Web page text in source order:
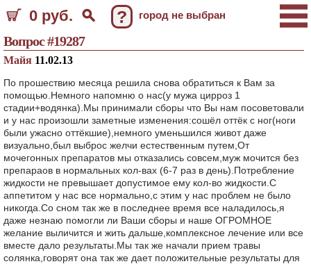
0 руб. ? город не выбран
Вопрос #19287
Майя 11.02.13
По прошествию месяца решила снова обратиться к Вам за
помощью.Немного напомню о нас(у мужа цирроз 1
стадии+водянка).Мы принимали сборы что Вы нам посоветовали
и у нас произошли заметные изменения:сошёл оттёк с ног(ноги
были ужасно оттёкшие),немного уменьшился живот даже
визуально,был выброс желчи естественным путем,От
мочегонных препаратов мы отказались совсем,муж мочится без
препараов в нормальных кол-вах (6-7 раз в день).Потребление
жидкости не превышает допустимое ему кол-во жидкости.С
аппетитом у нас все нормально,с этим у нас проблем не было
никогда.Со сном так же в последнее время все наладилось,я
даже незнаю помогли ли Ваши сборы и наше ОГРОМНОЕ
желание выличится и жить дальше,комплексное лечение или все
вместе дало результаты.Мы так же начали прием травы
солянка,говорят она так же дает положительные результаты для